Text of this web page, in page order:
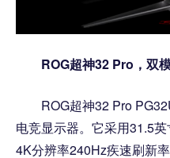
ROG超神32 Pro，双
ROG超神32 Pro
电竞显示器。它采用31.5
4K分辨率240Hz疾速刷新